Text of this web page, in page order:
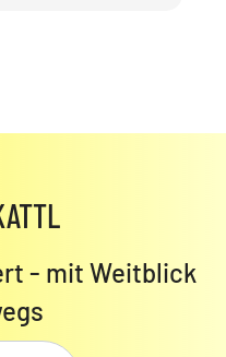
- mit Weitblick